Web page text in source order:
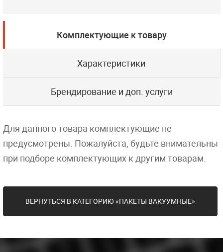
Комплектующие к товару
Характеристики
Брендирование и доп. услуги
Для данного товара комплектующие не
предусмотрены. Пожалуйста, будьте внимательны
при подборе комплектующих к другим товарам.
ВЕРНУТЬСЯ В КАТЕГОРИЮ «ПАКЕТЫ ВАКУУМНЫЕ»